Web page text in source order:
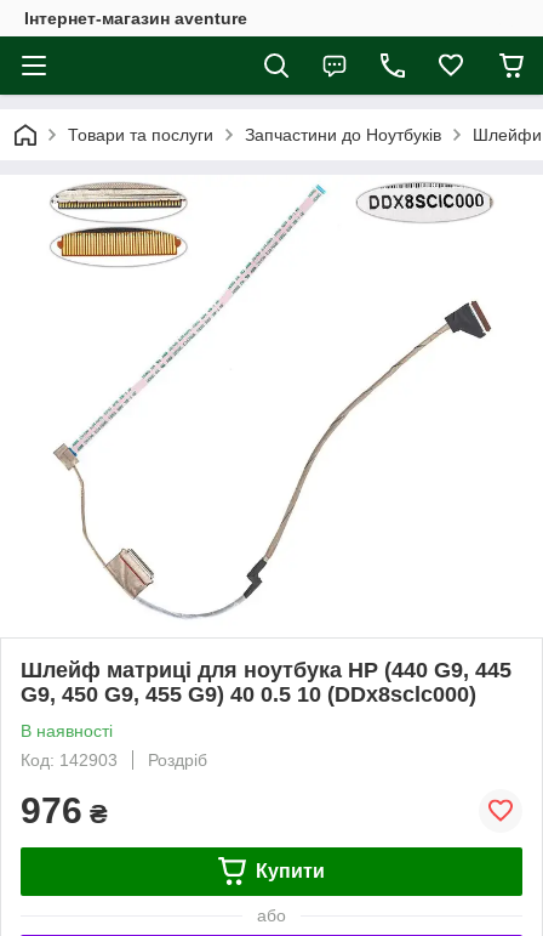
Інтернет-магазин aventure
Товари та послуги Запчастини до Ноутбуків Шлейфи
Шлейф матриці для ноутбука HP (440 G9, 445
G9, 450 G9, 455 G9) 40 0.5 10 (DDx8sclc000)
В наявності
Код: 142903
Роздріб
976 ₴
Купити
або